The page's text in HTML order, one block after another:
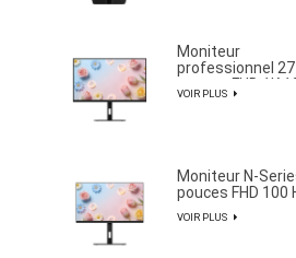
Moniteur
professionnel 27
pouces FHD 1K
au design
VOIR PLUS
Moniteur N-
pouces FHD 100
couleurs NTSC à
VOIR PLUS